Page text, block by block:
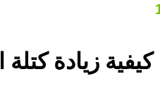
كيفية زيادة كتلة